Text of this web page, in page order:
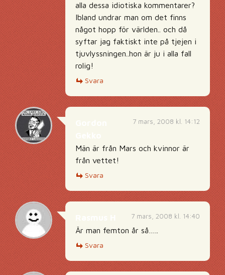
alla dessa idiotiska kommentarer?
Ibland undrar man om det finns
något hopp för världen.. och då
syftar jag faktiskt inte på tjejen i
tjuvlyssningen..hon är ju i alla fall
rolig!
Svara
7 mars, 2008 kl. 14:12
Män är från Mars och kvinnor är
från vettet!
Svara
7 mars, 2008 kl. 14:40
Är man femton år så…..
Svara